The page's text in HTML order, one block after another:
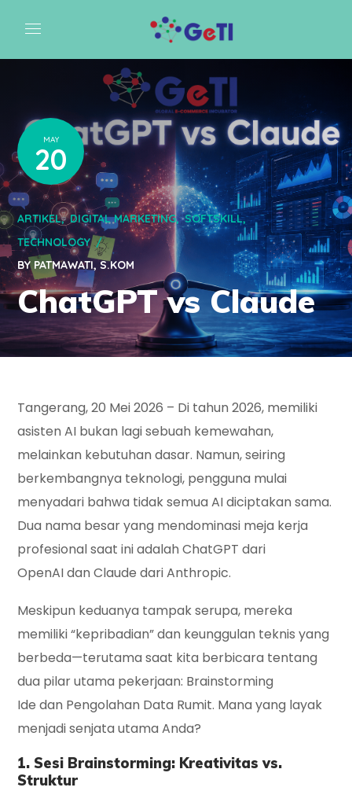
MAY
20
ARTIKEL DIGITAL MARKETING
SOFTSKILL
TECHNOLOGY
BY PATMAWATI, S.KOM
ChatGPT vs Claude
Tangerang, 20 Mei 2026 – Di tahun 2026, memiliki
asisten AI bukan lagi sebuah kemewahan,
melainkan kebutuhan dasar. Namun, seiring
berkembangnya teknologi, pengguna mulai
menyadari bahwa tidak semua AI diciptakan sama.
Dua nama besar yang mendominasi meja kerja
profesional saat ini adalahChatGPT dari
OpenAIdanClaude dari Anthropic.
Meskipun keduanya tampak serupa, mereka
memiliki “kepribadian” dan keunggulan teknis yang
berbeda—terutama saat kita berbicara tentang
dua pilar utama pekerjaan: Brainstorming
Ide dan Pengolahan Data Rumit. Mana yang layak
menjadi senjata utama Anda?
1. Sesi Brainstorming: Kreativitas vs.
Struktur